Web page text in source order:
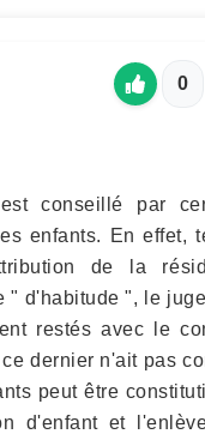
0
conseillé par
enfants. En effet,
de la
" d'habitude ", le
restés avec le
dernier n'ait pas
peut être
d'enfant et